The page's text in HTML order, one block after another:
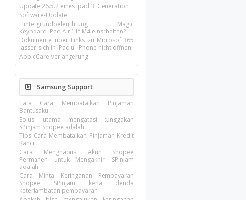
Update 26.5.2 eines ipad 3. Generation
Software-Update
Hintergrundbeleuchtung Magic
Keyboard iPad Air 11’’ M4 einschalten?
Dokumente über Links zu Microsoft365
lassen sich in iPad u. iPhone nicht öffnen
AppleCare Verlängerung
Samsung Support
Tata Cara Membatalkan Pinjaman
Bantusaku
Solusi utama mengatasi tunggakan
SPinjam Shopee adalah
Tips Cara Membatalkan Pinjaman Kredit
Kancil
Cara Menghapus Akun Shopee
Permanen untuk Mengakhiri SPinjam
adalah
Cara Minta Keringanan Pembayaran
Shopee SPinjam kena denda
keterlambatan pembayaran